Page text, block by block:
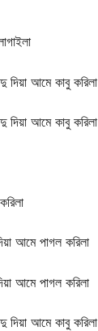
দিয়া আমে কাবু করিলা
দিয়া আমে কাবু করিলা
আমে পাগল করিলা
আমে পাগল করিলা
দিয়া আমে কাবু করিলা